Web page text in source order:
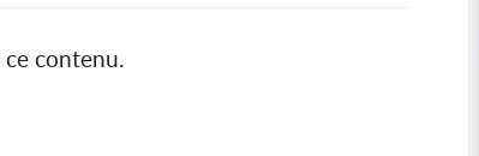
contenu.